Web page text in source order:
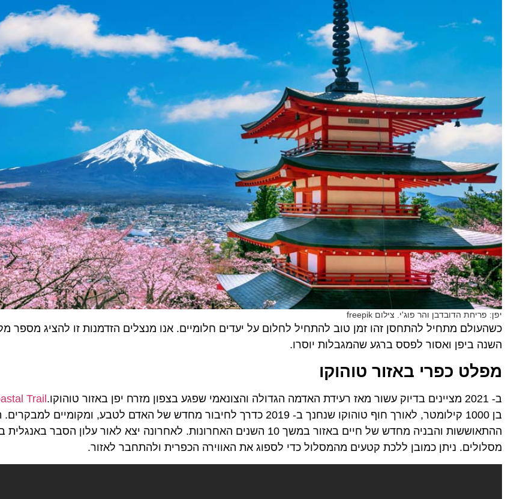
יפן: פריחת הדובדבן והר פוג'י. צילום freepik
כשהעולם מתחיל להתחסן זהו זמן טוב להתחיל לחלום על יעדים חלומיים. אנו מנצלים הזדמנות זו להציג מספר
השנה ביפן ואסור לפסס ברגע שהמגבלות יוסרו.
מפלט כפרי באזור טוהוקו
ב- 2021 מציינים בדיוק עשור מאז רעידת האדמה הגדולה והצונאמי שפגע בצפון מזרח יפן באזור טוהוקו. Trail
בן 1000 קילומטר, לאורך חוף טוהוקו שנחנך ב- 2019 כדרך לחיבור מחדש של האדם לטבע,
ההתאוששות והבניה מחדש של חיים באזור במשך 10 השנים האחרונות. לאחרונה יצא לאור עלון
מסלולים. ניתן כמובן ללכת קטעים מהמסלול כדי לספוג את האווירה הכפרית ולהתחבר לאזור.